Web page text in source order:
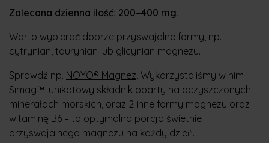
Zalecana dzienna ilość: 200–400 mg.
Warto wybierać dobrze przyswajalne formy, np.
cytrynian, taurynian lub glicynian magnezu.
Sprawdź np. NOYO® Magnez. Wykorzystaliśmy w nim
Simag™, unikatowy składnik oparty na oczyszczonych
minerałach morskich, oraz 2 inne formy magnezu oraz
witaminę B6 – to optymalna porcja świetnie
przyswajalnego magnezu na każdy dzień.